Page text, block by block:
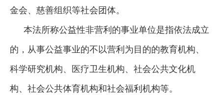
金会、慈善组织等社会团体。
本法所称公益性非营利的事业单位是指依法成立
的，从事公益事业的不以营利为目的的教育机构、
科学研究机构、医疗卫生机构、社会公共文化机
构、社会公共体育机构和社会福利机构等。